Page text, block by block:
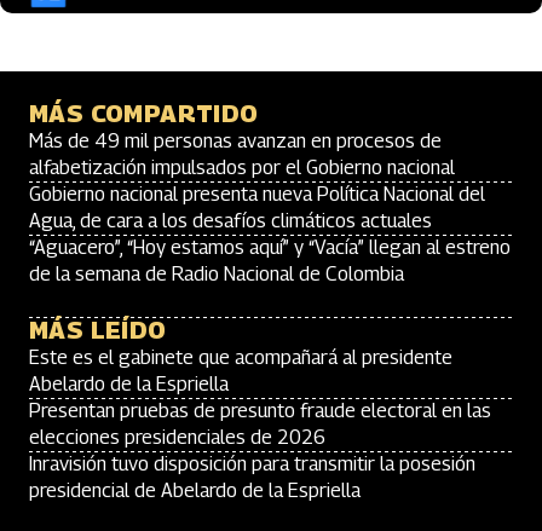
MÁS COMPARTIDO
Más de 49 mil personas avanzan en procesos de
alfabetización impulsados por el Gobierno nacional
Gobierno nacional presenta nueva Política Nacional del
Agua, de cara a los desafíos climáticos actuales
“Aguacero”, “Hoy estamos aquí” y “Vacía” llegan al estreno
de la semana de Radio Nacional de Colombia
MÁS LEÍDO
Este es el gabinete que acompañará al presidente
Abelardo de la Espriella
Presentan pruebas de presunto fraude electoral en las
elecciones presidenciales de 2026
Inravisión tuvo disposición para transmitir la posesión
presidencial de Abelardo de la Espriella